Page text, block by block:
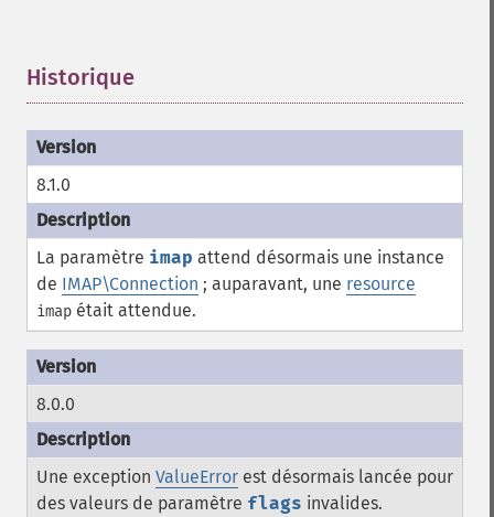
Historique
8.1.0
La paramètre imap attend désormais une instance
de IMAP\Connection ; auparavant, une resource
imap était attendue.
8.0.0
Une exception ValueError est désormais lancée pour
des valeurs de paramètre flags invalides.